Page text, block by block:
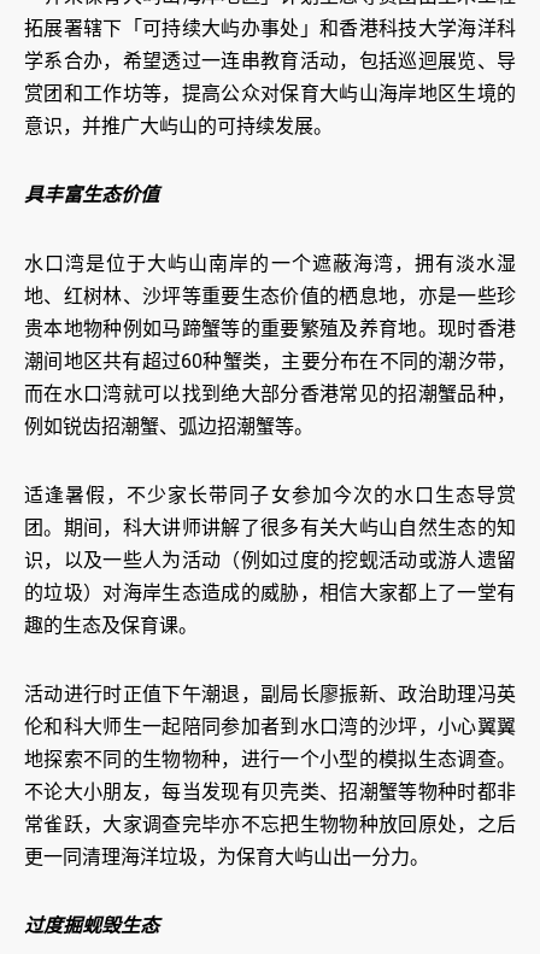
拓展署辖下「可持续大屿办事处」和香港科技大学海洋科
学系合办，希望透过一连串教育活动，包括巡迴展览、导
赏团和工作坊等，提高公众对保育大屿山海岸地区生境的
意识，并推广大屿山的可持续发展。
具丰富生态价值
水口湾是位于大屿山南岸的一个遮蔽海湾，拥有淡水湿
地、红树林、沙坪等重要生态价值的栖息地，亦是一些珍
贵本地物种例如马蹄蟹等的重要繁殖及养育地。现时香港
潮间地区共有超过60种蟹类，主要分布在不同的潮汐带，
而在水口湾就可以找到绝大部分香港常见的招潮蟹品种，
例如锐齿招潮蟹、弧边招潮蟹等。
适逢暑假，不少家长带同子女参加今次的水口生态导赏
团。期间，科大讲师讲解了很多有关大屿山自然生态的知
识，以及一些人为活动（例如过度的挖蚬活动或游人遗留
的垃圾）对海岸生态造成的威胁，相信大家都上了一堂有
趣的生态及保育课。
活动进行时正值下午潮退，副局长廖振新、政治助理冯英
伦和科大师生一起陪同参加者到水口湾的沙坪，小心翼翼
地探索不同的生物物种，进行一个小型的模拟生态调查。
不论大小朋友，每当发现有贝壳类、招潮蟹等物种时都非
常雀跃，大家调查完毕亦不忘把生物物种放回原处，之后
更一同清理海洋垃圾，为保育大屿山出一分力。
过度掘蚬毁生态